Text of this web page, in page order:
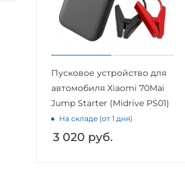
Пусковое устройство для
автомобиля Xiaomi 70Mai
Jump Starter (Midrive PS01)
На складе (от 1 дня)
3 020 руб.